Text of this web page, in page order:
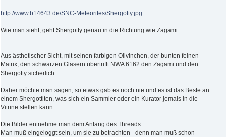
http://www.b14643.de/SNC-Meteorites/Shergotty.jpg
Wie man sieht, geht Shergotty genau in die Richtung wie Zagami.
Aus ästhetischer Sicht, mit seinen farbigen Olivinchen, der bunten feinen
Matrix, den schwarzen Gläsern übertrifft NWA 6162 den Zagami und den
Shergotty sicherlich.
Daher möchte man sagen, so etwas gab es noch nie und es ist das Beste an
einem Shergottiten, was sich ein Sammler oder ein Kurator jemals in die
Vitrine stellen kann.
Die Bilder entnehme man dem Anfang des Threads.
Man muß eingeloggt sein, um sie zu betrachten - denn man muß schon